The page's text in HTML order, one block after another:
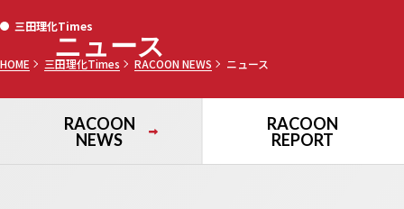
三田理化Times
ニュース
HOME 三田理化Times RACOON NEWS ニュース
RACOON
NEWS
RACOON
REPORT